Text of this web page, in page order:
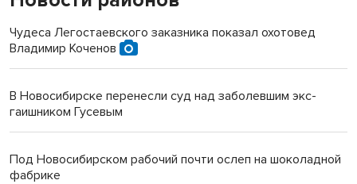
Чудеса Легостаевского заказника показал охотовед
Владимир Коченов
В Новосибирске перенесли суд над заболевшим экс-
гаишником Гусевым
Под Новосибирском рабочий почти ослеп на шоколадной
фабрике